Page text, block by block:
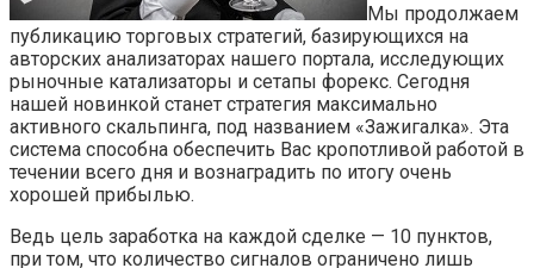
Мы продолжаем
публикацию торговых стратегий, базирующихся на
авторских анализаторах нашего портала, исследующих
рыночные катализаторы и сетапы форекс. Сегодня
нашей новинкой станет стратегия максимально
активного скальпинга, под названием «Зажигалка». Эта
система способна обеспечить Вас кропотливой работой в
течении всего дня и вознаградить по итогу очень
хорошей прибылью.
Ведь цель заработка на каждой сделке — 10 пунктов,
при том, что количество сигналов ограничено лишь